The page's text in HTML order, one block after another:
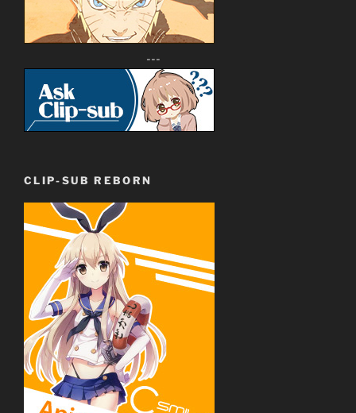
---
CLIP-SUB REBORN